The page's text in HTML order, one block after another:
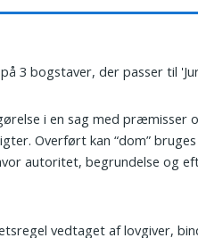
3 bogstaver, der passer til
i en sag med
Overført kan “dom”
autoritet, begrundelse og
vedtaget af lovgiver,